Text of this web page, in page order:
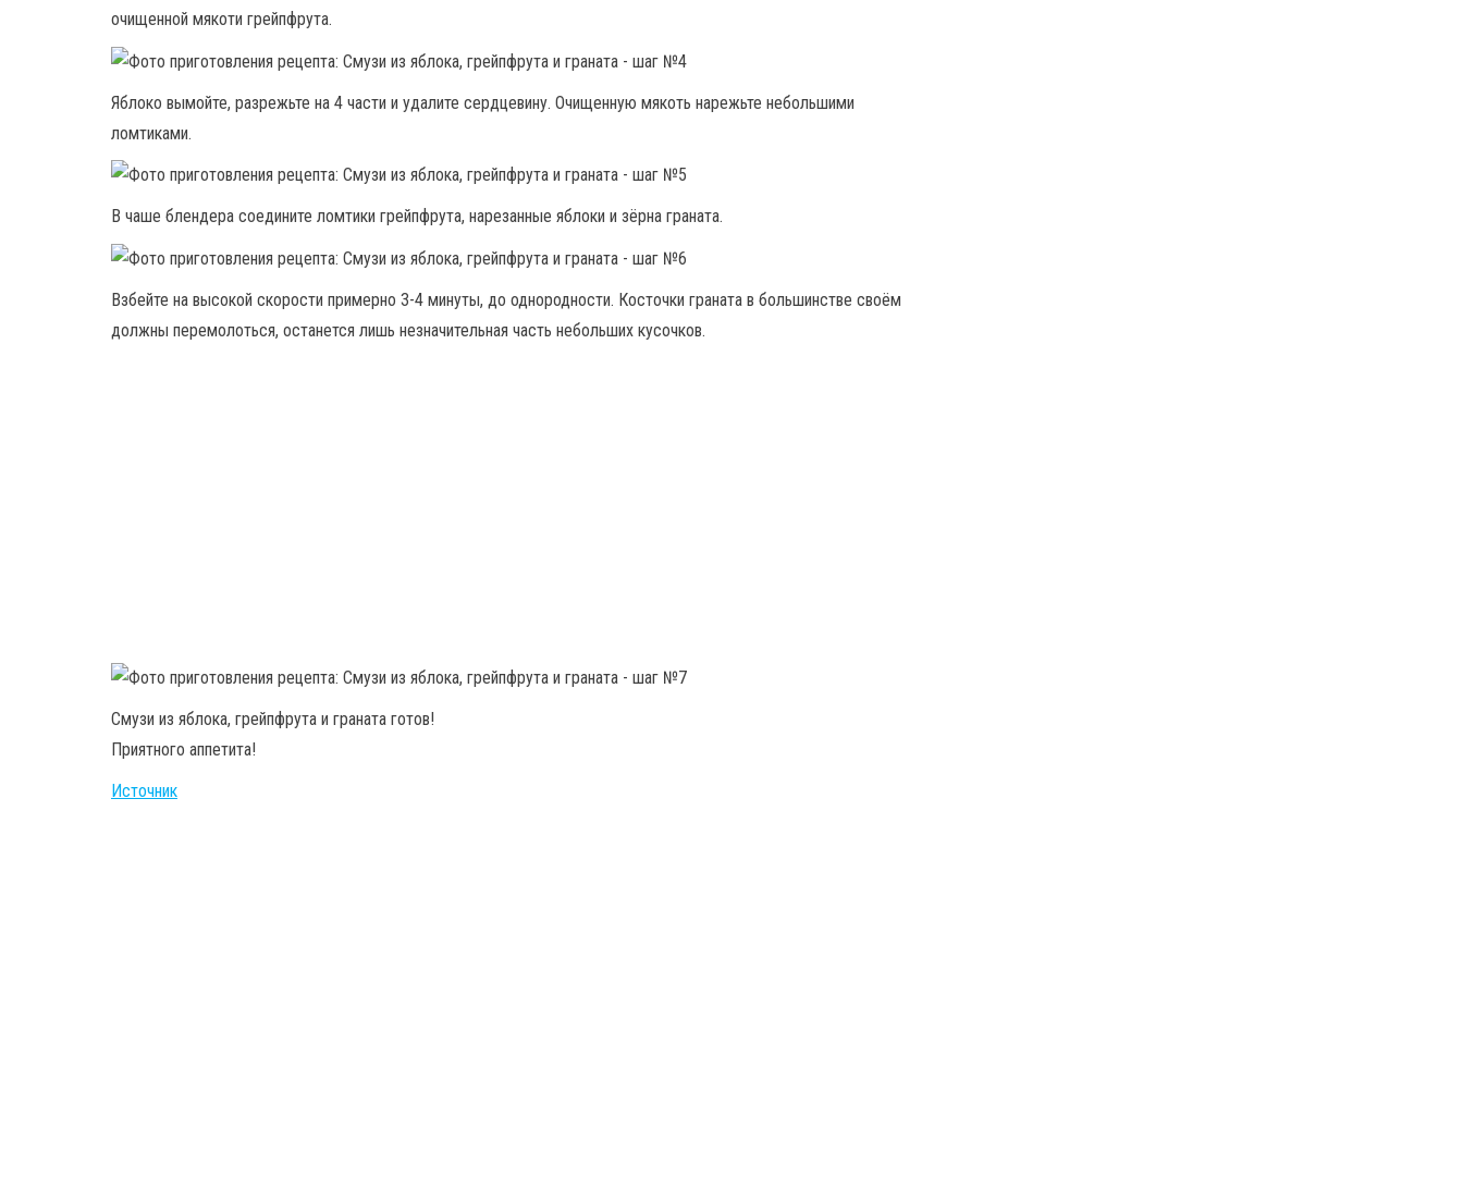
очищенной мякоти грейпфрута.
Яблоко вымойте, разрежьте на 4 части и удалите сердцевину. Очищенную мякоть нарежьте небольшими
ломтиками.
В чаше блендера соедините ломтики грейпфрута, нарезанные яблоки и зёрна граната.
Взбейте на высокой скорости примерно 3-4 минуты, до однородности. Косточки граната в большинстве своём
должны перемолоться, останется лишь незначительная часть небольших кусочков.
Смузи из яблока, грейпфрута и граната готов!
Приятного аппетита!
Источник